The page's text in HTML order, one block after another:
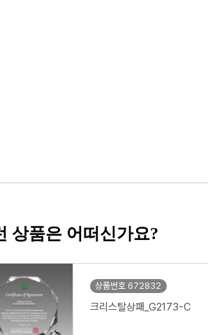
상품은 어떠신가요?
상품번호 672832
크리스탈상패_G2173-C